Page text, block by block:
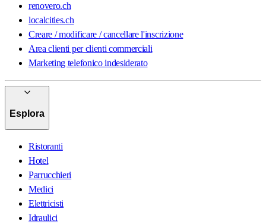
renovero.ch
localcities.ch
Creare / modificare / cancellare l'inscrizione
Area clienti per clienti commerciali
Marketing telefonico indesiderato
Esplora
Ristoranti
Hotel
Parrucchieri
Medici
Elettricisti
Idraulici